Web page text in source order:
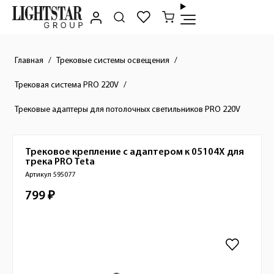
Главная Трековые системы освещения
Трековая система PRO 220V
Трековые адаптеры для потолочных светильников PRO 220V
Краткое описание товара
Трековое крепление с адаптером к 05104X для
трека PRO Teta
Артикул 595077
Стоимость товара
799 ₽